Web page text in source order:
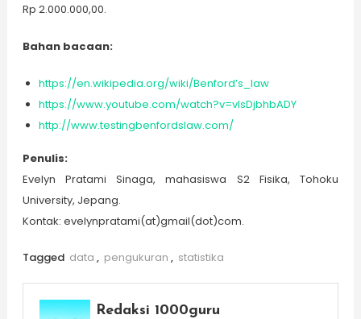
Rp 2.000.000,00.
Bahan bacaan:
https://en.wikipedia.org/wiki/Benford’s_law
https://www.youtube.com/watch?v=vIsDjbhbADY
http://www.testingbenfordslaw.com/
Penulis:
Evelyn Pratami Sinaga, mahasiswa S2 Fisika, Tohoku
University, Jepang.
Kontak: evelynpratami(at)gmail(dot)com.
Tagged data , pengukuran , statistika
Redaksi 1000guru